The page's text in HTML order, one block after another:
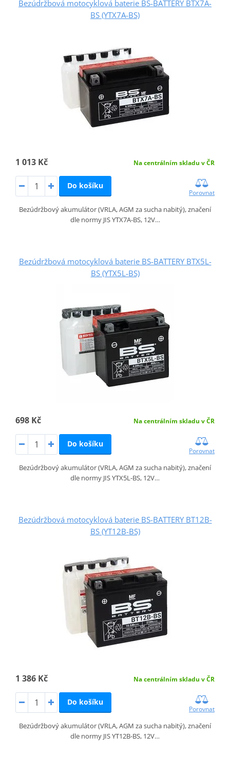
Bezúdržbová motocyklová baterie BS-BATTERY BTX7A-
BS (YTX7A-BS)
1 013 Kč Na centrálním skladu v ČR
Do košíku
Porovnat
Bezúdržbový akumulátor (VRLA, AGM za sucha nabitý), značení
dle normy JIS YTX7A-BS, 12V…
Bezúdržbová motocyklová baterie BS-BATTERY BTX5L-
BS (YTX5L-BS)
698 Kč Na centrálním skladu v ČR
Do košíku
Porovnat
Bezúdržbový akumulátor (VRLA, AGM za sucha nabitý), značení
dle normy JIS YTX5L-BS, 12V…
Bezúdržbová motocyklová baterie BS-BATTERY BT12B-
BS (YT12B-BS)
1 386 Kč Na centrálním skladu v ČR
Do košíku
Porovnat
Bezúdržbový akumulátor (VRLA, AGM za sucha nabitý), značení
dle normy JIS YT12B-BS, 12V…